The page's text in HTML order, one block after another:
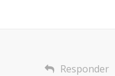
Responder